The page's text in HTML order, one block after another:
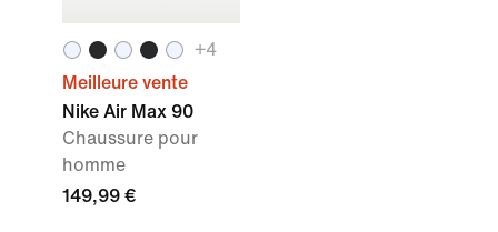
+4
Meilleure vente
Nike Air Max 90
Chaussure pour
homme
149,99 €